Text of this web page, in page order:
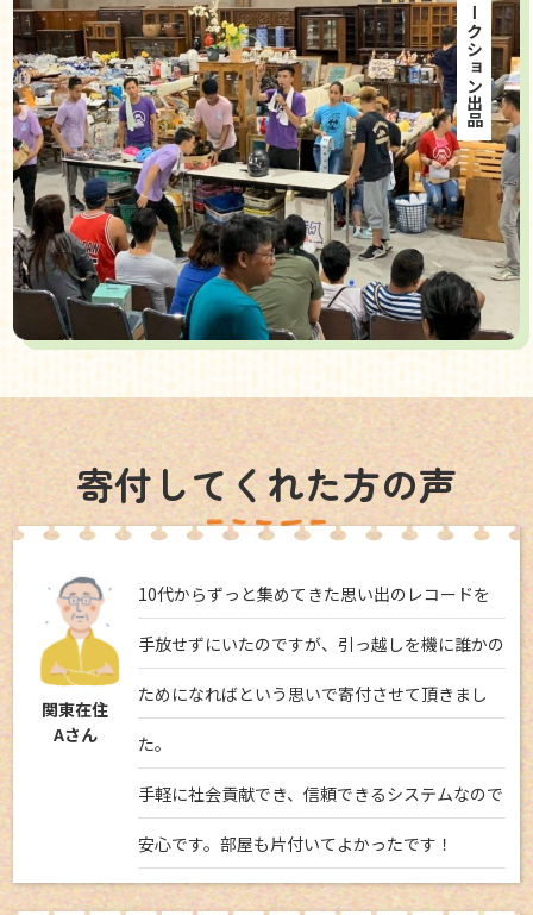
海外オークション出品
寄付してくれた方の声
関東在住
Aさん
10代からずっと集めてきた思い出のレコードを
手放せずにいたのですが、引っ越しを機に誰かの
ためになればという思いで寄付させて頂きまし
た。
手軽に社会貢献でき、信頼できるシステムなので
安心です。部屋も片付いてよかったです！